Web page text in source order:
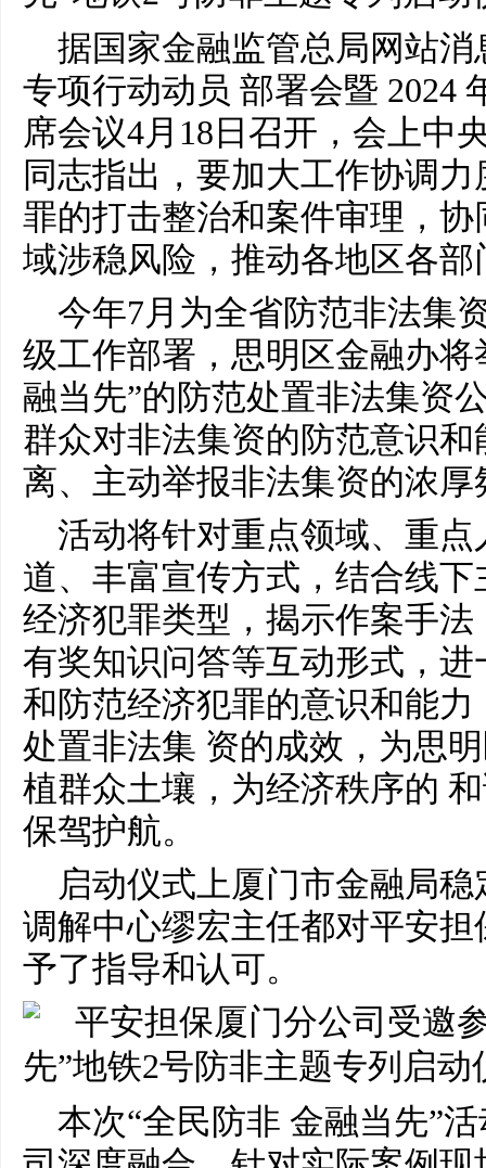
据国家金融监管总局网站
专项行动动员 部署会暨 2024
席会议4月18日召开，会上中
同志指出，要加大工作协调
罪的打击整治和案件审理，
域涉稳风险，推动各地区各
今年7月为全省防范非法集
级工作部署，思明区金融办
融当先”的防范处置非法集资
群众对非法集资的防范意识
离、主动举报非法集资的浓厚
活动将针对重点领域、重
道、丰富宣传方式，结合线
经济犯罪类型，揭示作案手
有奖知识问答等互动形式，
和防范经济犯罪的意识和能
处置非法集 资的成效，为思
植群众土壤，为经济秩序的
保驾护航。
启动仪式上厦门市金融局
调解中心缪宏主任都对平安
予了指导和认可。
本次“全民防非 金融当先”